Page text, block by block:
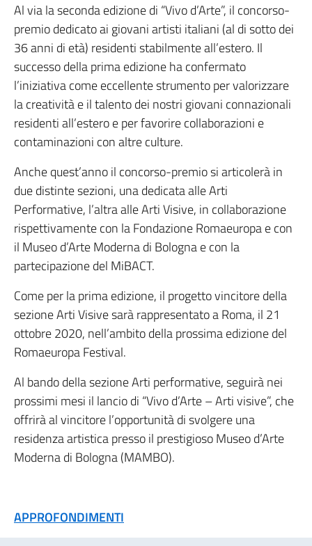
Al via la seconda edizione di “Vivo d’Arte”, il concorso-
premio dedicato ai giovani artisti italiani (al di sotto dei
36 anni di età) residenti stabilmente all’estero. Il
successo della prima edizione ha confermato
l’iniziativa come eccellente strumento per valorizzare
la creatività e il talento dei nostri giovani connazionali
residenti all’estero e per favorire collaborazioni e
contaminazioni con altre culture.
Anche quest’anno il concorso-premio si articolerà in
due distinte sezioni, una dedicata alle Arti
Performative, l’altra alle Arti Visive, in collaborazione
rispettivamente con la Fondazione Romaeuropa e con
il Museo d’Arte Moderna di Bologna e con la
partecipazione del MiBACT.
Come per la prima edizione, il progetto vincitore della
sezione Arti Visive sarà rappresentato a Roma, il 21
ottobre 2020, nell’ambito della prossima edizione del
Romaeuropa Festival.
Al bando della sezione Arti performative, seguirà nei
prossimi mesi il lancio di “Vivo d’Arte – Arti visive”, che
offrirà al vincitore l’opportunità di svolgere una
residenza artistica presso il prestigioso Museo d’Arte
Moderna di Bologna (MAMBO).
APPROFONDIMENTI